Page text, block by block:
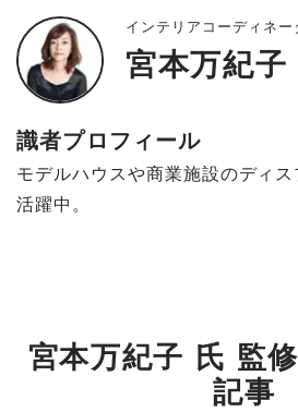
インテリアコーディネー
宮本万紀子
識者プロフィール
モデルハウスや商業施設のディス
活躍中。
宮本万紀子 氏 監
記事